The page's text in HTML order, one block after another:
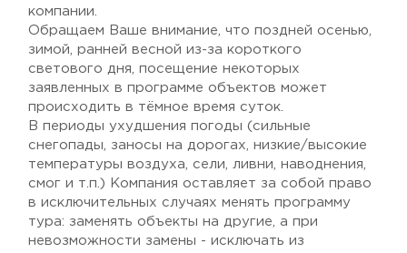
компании.
Обращаем Ваше внимание, что поздней осенью,
зимой, ранней весной из-за короткого
светового дня, посещение некоторых
заявленных в программе объектов может
происходить в тёмное время суток.
В периоды ухудшения погоды (сильные
снегопады, заносы на дорогах, низкие/высокие
температуры воздуха, сели, ливни, наводнения,
смог и т.п.) Компания оставляет за собой право
в исключительных случаях менять программу
тура: заменять объекты на другие, а при
невозможности замены - исключать из